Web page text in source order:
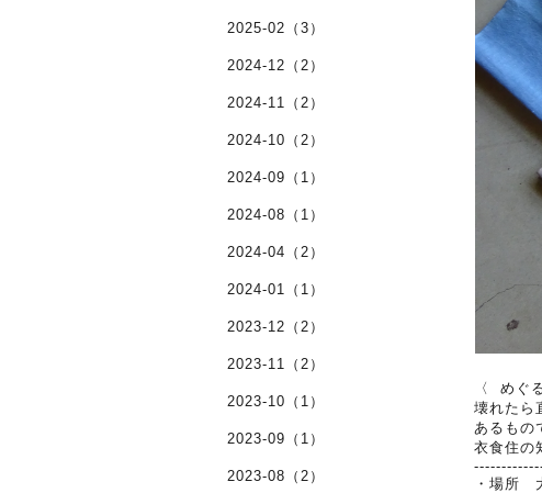
〈 めぐ
壊れたら
あるもの
衣食住の
・場所
2025-02（3）
2024-12（2）
2024-11（2）
2024-10（2）
2024-09（1）
2024-08（1）
2024-04（2）
2024-01（1）
2023-12（2）
2023-11（2）
2023-10（1）
2023-09（1）
2023-08（2）